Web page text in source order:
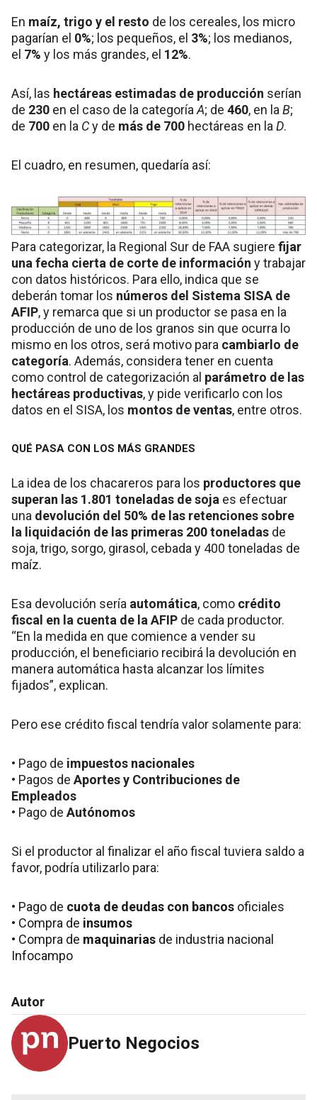
En maíz, trigo y el resto de los cereales, los micro
pagarían el 0%; los pequeños, el 3%; los medianos,
el 7% y los más grandes, el 12%.
Así, las hectáreas estimadas de producción serían
de 230 en el caso de la categoríaA; de 460, en laB;
de 700 en la Cy de más de 700 hectáreas en laD.
El cuadro, en resumen, quedaría así:
Para categorizar, la Regional Sur de FAA sugiere fijar
una fecha cierta de corte de información y trabajar
con datos históricos. Para ello, indica que se
deberán tomar los números del Sistema SISA de
AFIP, y remarca que si un productor se pasa en la
producción de uno de los granos sin que ocurra lo
mismo en los otros, será motivo para cambiarlo de
categoría. Además, considera tener en cuenta
como control de categorización al parámetro de las
hectáreas productivas, y pide verificarlo con los
datos en el SISA, los montos de ventas, entre otros.
QUÉ PASA CON LOS MÁS GRANDES
La idea de los chacareros para los productores que
superan las 1.801 toneladas de soja es efectuar
una devolución del 50% de las retenciones sobre
la liquidación de las primeras 200 toneladas de
soja, trigo, sorgo, girasol, cebada y 400 toneladas de
maíz.
Esa devolución sería automática, como crédito
fiscal en la cuenta de la AFIP de cada productor.
“En la medida en que comience a vender su
producción, el beneficiario recibirá la devolución en
manera automática hasta alcanzar los límites
fijados”, explican.
Pero ese crédito fiscal tendría valor solamente para:
• Pago de impuestos nacionales
• Pagos de Aportes y Contribuciones de
Empleados
• Pago de Autónomos
Si el productor al finalizar el año fiscal tuviera saldo a
favor, podría utilizarlo para:
• Pago de cuota de deudas con bancos oficiales
• Compra de insumos
• Compra de maquinarias de industria nacional
Infocampo
Autor
Puerto Negocios